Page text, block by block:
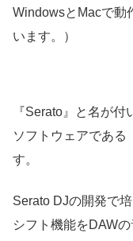
WindowsとMacで動
います。）
『Serato』と名が
ソフトウェアである
す。
Serato DJの開発で
シフト機能をDAW